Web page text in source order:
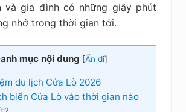
và gia đình có những giây phút
nhớ trong thời gian tới.
mục nội dung [Ẩn đi]
du lịch Cửa Lò 2026
biển Cửa Lò vào thời gian nào